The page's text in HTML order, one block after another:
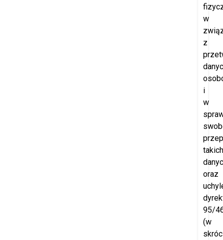
w
z
i
w
takich
oraz
95/
(w